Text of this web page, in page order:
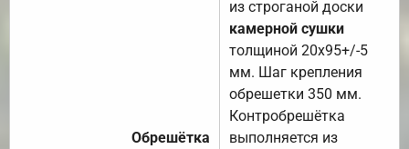
Обрешётка
из строганой доски
камерной сушки
толщиной 20х95+/-5
мм. Шаг крепления
обрешетки 350 мм.
Контробрешётка
выполняется из